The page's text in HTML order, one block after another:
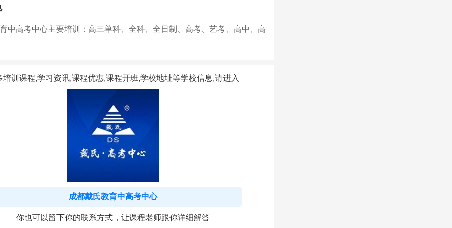
中高考中心主要培训：高三单科、全科、全日制、高考、艺考、高中、高
培训课程,学习资讯,课程优惠,课程开班,学校地址等学校信息,请进入
成都戴氏教育中高考中心
你也可以留下你的联系方式，让课程老师跟你详细解答